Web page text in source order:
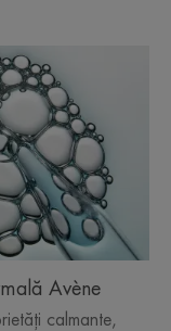
aspect non-
Avène
calmante,